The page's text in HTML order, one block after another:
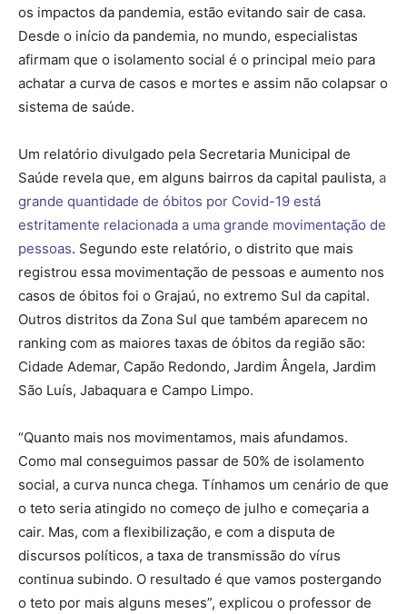
os impactos da pandemia, estão evitando sair de casa.
Desde o início da pandemia, no mundo, especialistas
afirmam que o isolamento social é o principal meio para
achatar a curva de casos e mortes e assim não colapsar o
sistema de saúde.
Um relatório divulgado pela Secretaria Municipal de
Saúde revela que, em alguns bairros da capital paulista, a
grande quantidade de óbitos por Covid-19 está
estritamente relacionada a uma grande movimentação de
pessoas. Segundo este relatório, o distrito que mais
registrou essa movimentação de pessoas e aumento nos
casos de óbitos foi o Grajaú, no extremo Sul da capital.
Outros distritos da Zona Sul que também aparecem no
ranking com as maiores taxas de óbitos da região são:
Cidade Ademar, Capão Redondo, Jardim Ângela, Jardim
São Luís, Jabaquara e Campo Limpo.
“Quanto mais nos movimentamos, mais afundamos.
Como mal conseguimos passar de 50% de isolamento
social, a curva nunca chega. Tínhamos um cenário de que
o teto seria atingido no começo de julho e começaria a
cair. Mas, com a flexibilização, e com a disputa de
discursos políticos, a taxa de transmissão do vírus
continua subindo. O resultado é que vamos postergando
o teto por mais alguns meses”, explicou o professor de